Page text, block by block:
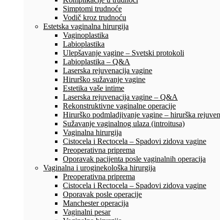
Simptomi trudnoće
Vodič kroz trudnoću
Estetska vaginalna hirurgija
Vaginoplastika
Labioplastika
Ulepšavanje vagine – Svetski protokoli
Labioplastika – Q&A
Laserska rejuvenacija vagine
Hirurško sužavanje vagine
Estetika vaše intime
Laserska rejuvenacija vagine – Q&A
Rekonstruktivne vaginalne operacije
Hirurško podmladjivanje vagine – hirurška
Sužavanje vaginalnog ulaza (introitusa)
Vaginalna hirurgija
Cistocela i Rectocela – Spadovi zidova vagine
Preoperativna priprema
Oporavak pacijenta posle vaginalnih operacija
Vaginalna i uroginekološka hirurgija
Preoperativna priprema
Cistocela i Rectocela – Spadovi zidova vagine
Oporavak posle operacije
Manchester operacija
Vaginalni pesar